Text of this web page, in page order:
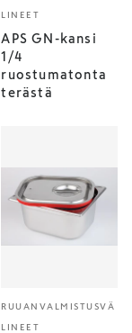
LINEET
APS GN-kansi
1/4
ruostumatonta
terästä
RUUANVALMISTUSVÄ
LINEET